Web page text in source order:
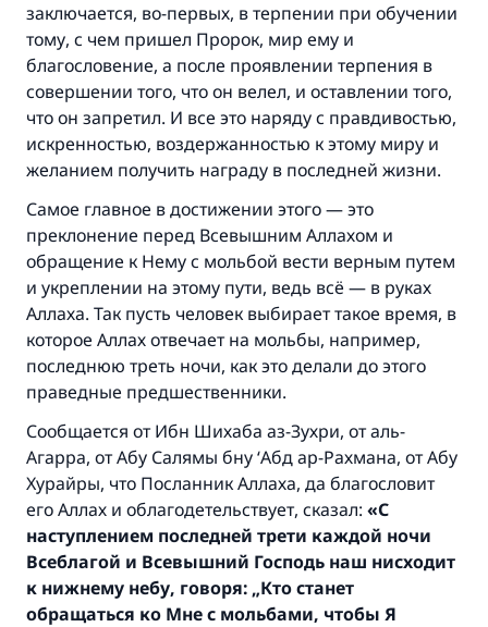
заключается, во-первых, в терпении при обучении
тому, с чем пришел Пророк, мир ему и
благословение, а после проявлении терпения в
совершении того, что он велел, и оставлении того,
что он запретил. И все это наряду с правдивостью,
искренностью, воздержанностью к этому миру и
желанием получить награду в последней жизни.
Самое главное в достижении этого — это
преклонение перед Всевышним Аллахом и
обращение к Нему с мольбой вести верным путем
и укреплении на этому пути, ведь всё — в руках
Аллаха. Так пусть человек выбирает такое время, в
которое Аллах отвечает на мольбы, например,
последнюю треть ночи, как это делали до этого
праведные предшественники.
Сообщается от Ибн Шихаба аз-Зухри, от аль-
Агарра, от Абу Салямы бну ‘Абд ар-Рахмана, от Абу
Хурайры, что Посланник Аллаха, да благословит
его Аллах и облагодетельствует, сказал: «С
наступлением последней трети каждой ночи
Всеблагой и Всевышний Господь наш нисходит
к нижнему небу, говоря: „Кто станет
обращаться ко Мне с мольбами, чтобы Я